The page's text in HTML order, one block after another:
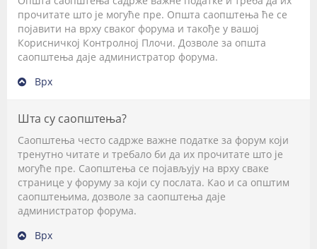
прочитате што је могуће пре. Општа саопштења ће се
појавити на врху сваког форума и такође у вашој
Корисничкој Контролној Плочи. Дозволе за општа
саопштења даје администратор форума.
Врх
Шта су саопштења?
Саопштења често садрже важне податке за форум који
тренутно читате и требало би да их прочитате што је
могуће пре. Саопштења се појављују на врху сваке
странице у форуму за који су послата. Као и са општим
саопштењима, дозволе за саопштења даје
администратор форума.
Врх